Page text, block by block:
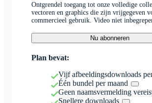
Ontgrendel toegang tot onze volledige
vectoren en graphics die zijn vrijgegeven
commercieel gebruik. Video niet
Nu abonneren
Plan bevat:
Vijf afbeeldingsdownloads
Één bundel per maand
Geen naamsvermelding
Snellere downloads